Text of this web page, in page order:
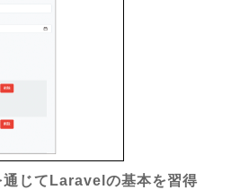
通じてLaravelの基本を習得